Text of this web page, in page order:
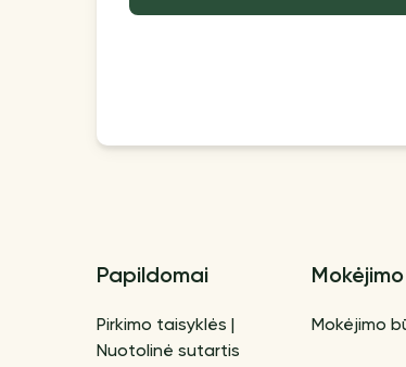
Papildomai
Pirkimo taisyklės |
Nuotolinė sutartis
Mokėjimo